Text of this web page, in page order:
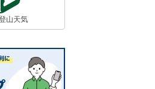
山天気